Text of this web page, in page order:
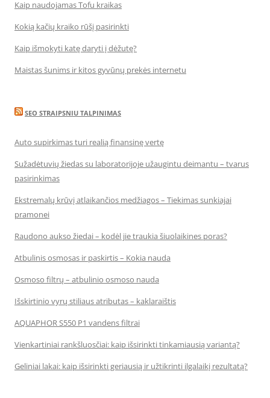
Kaip naudojamas Tofu kraikas
Kokią kačių kraiko rūšį pasirinkti
Kaip išmokyti katę daryti į dėžutę?
Maistas šunims ir kitos gyvūnų prekės internetu
SEO STRAIPSNIU TALPINIMAS
Auto supirkimas turi realią finansinę vertę
Sužadėtuvių žiedas su laboratorijoje užaugintu deimantu – tvarus
pasirinkimas
Ekstremalų krūvį atlaikančios medžiagos – Tiekimas sunkiajai
pramonei
Raudono aukso žiedai – kodėl jie traukia šiuolaikines poras?
Atbulinis osmosas ir paskirtis – Kokia nauda
Osmoso filtrų – atbulinio osmoso nauda
Išskirtinio vyrų stiliaus atributas – kaklaraištis
AQUAPHOR S550 P1 vandens filtrai
Vienkartiniai rankšluosčiai: kaip išsirinkti tinkamiausią variantą?
Geliniai lakai: kaip išsirinkti geriausią ir užtikrinti ilgalaikį rezultatą?